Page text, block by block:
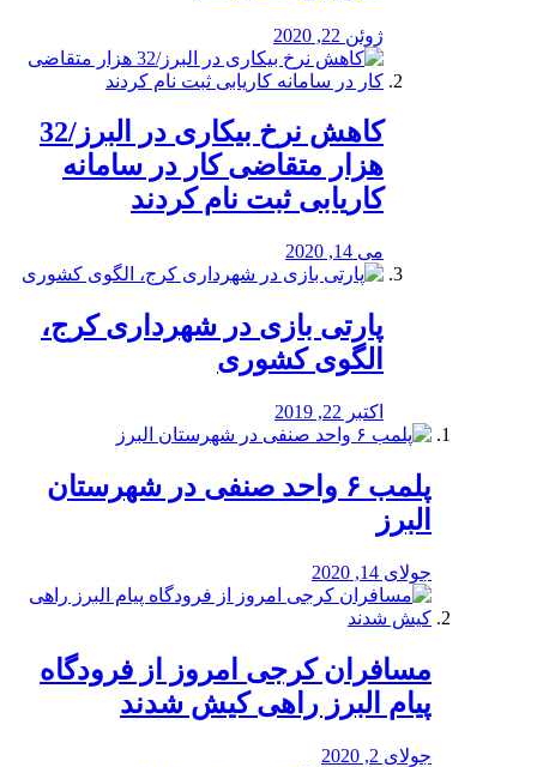
ژوئن 22, 2020
کاهش نرخ بیکاری در البرز/32
هزار متقاضی کار در سامانه
کاریابی ثبت نام کردند
می 14, 2020
پارتی بازی در شهرداری کرج،
الگوی کشوری
اکتبر 22, 2019
پلمب ۶ واحد صنفی در شهرستان
البرز
جولای 14, 2020
مسافران کرجی امروز از فرودگاه
پیام البرز راهی کیش شدند
جولای 2, 2020